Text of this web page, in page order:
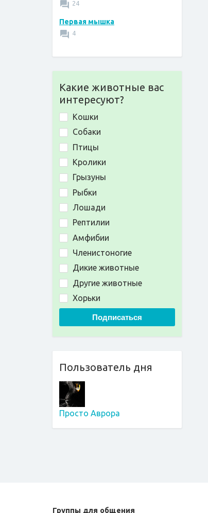
24
Первая мышка
4
Какие животные вас
интересуют?
Кошки
Собаки
Птицы
Кролики
Грызуны
Рыбки
Лошади
Рептилии
Амфибии
Членистоногие
Дикие животные
Другие животные
Хорьки
Подписаться
Пользователь дня
Просто Аврора
Группы для общения